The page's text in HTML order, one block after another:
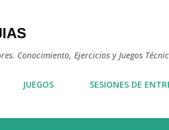
Conocimiento, Ejercicios y Juegos
JUEGOS SESIONES DE